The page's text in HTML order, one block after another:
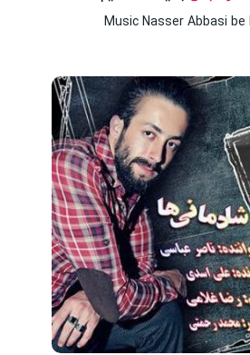
Music Nasser Abbasi